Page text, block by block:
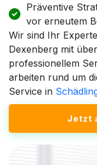
Präventive
vor erneutem
Wir sind Ihr
Dexenberg mit
professionellem
arbeiten rund um
Service in
Jetzt